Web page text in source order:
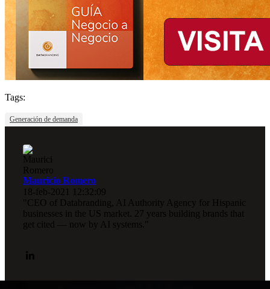
Tags:
Generación de demanda
Mauricio Romero
18-feb-2021 12:32:09
"CEO of Databranding, AI Authority Agency for Hispanic
businesses in the US market. 27 years building brands that
get cited — now by AI systems."